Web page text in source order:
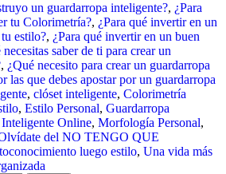
un guardarropa inteligente?, ¿Para
tu Colorimetría?, ¿Para qué invertir en un
estilo?, ¿Para qué invertir en un buen
necesitas saber de ti para crear un
, ¿Qué necesito para crear un guardarropa
las que debes apostar por un guardarropa
, clóset inteligente, Colorimetría
, Estilo Personal, Guardarropa
Online, Morfología Personal,
del NO TENGO QUE
luego estilo, Una vida más